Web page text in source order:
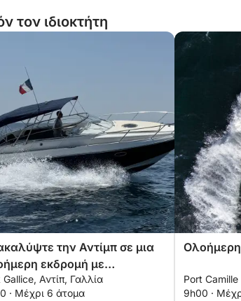
τον ιδιοκτήτη
την Αντίμπ σε μια
εκδρομή με
σκάφος
Gallice, Αντίπ, Γαλλία
· Μέχρι 6 άτομα
Ολοήμερη
Port Camille
9h00 ·